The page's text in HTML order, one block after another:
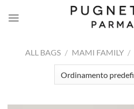
ALL BAGS / MAMI FAMILY /